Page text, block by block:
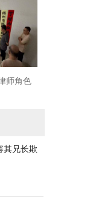
社
师角色
其兄长欺